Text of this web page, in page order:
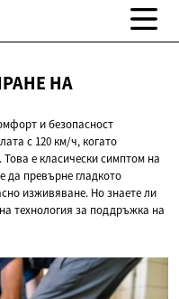
НА
и безопасност
с 120 км/ч, когато
е класически симптом на
да превърне гладкото
изживяване. Но знаете ли
технология за поддръжка на